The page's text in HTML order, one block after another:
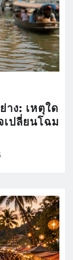
าง: เหตุใด
ปลี่ยนโฉม